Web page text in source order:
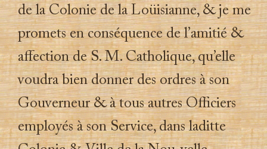
de la Colonie de la Loüisianne, & je me
promets en conséquence de l’amitié &
affection de S. M. Catholique, qu’elle
voudra bien donner des ordres à son
Gouverneur & à tous autres Officiers
employés à son Service, dans laditte